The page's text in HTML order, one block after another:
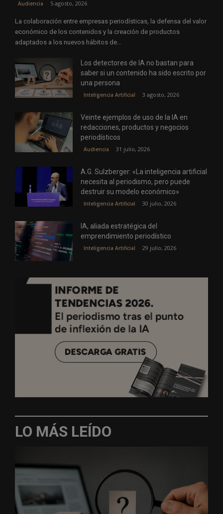
Audiencia 5 agosto, 2026
La colaboración entre empresas periodísticas, la defensa del valor
económico de los contenidos y la creación de productos
adaptados a los nuevos hábitos de...
Los detectores de IA no bastan para
saber si un contenido ha sido escrito por
una persona
Inteligencia Artificial 3 agosto, 2026
Veinte ejemplos de uso de la IA en
redacciones, productos y negocios
periodísticos
Audiencia 31 julio, 2026
A.G. Sulzberger: «La inteligencia artificial
necesita al periodismo, pero puede
destruir su modelo económico»
Inteligencia Artificial 30 julio, 2026
IA, aliada estratégica del
emprendimiento periodístico
Inteligencia Artificial 29 julio, 2026
LO MÁS LEÍDO